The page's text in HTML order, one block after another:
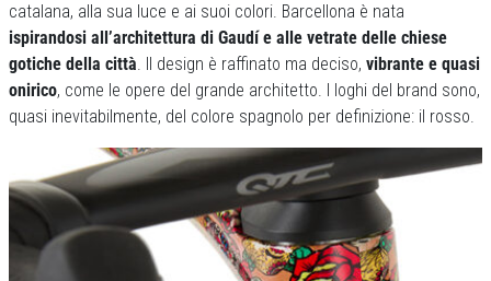
catalana, alla sua luce e ai suoi colori. Barcellona è nata
ispirandosi all’architettura di Gaudí e alle vetrate delle chiese
gotiche della città. Il design è raffinato ma deciso, vibrante e quasi
onirico, come le opere del grande architetto. I loghi del brand sono,
quasi inevitabilmente, del colore spagnolo per definizione: il rosso.